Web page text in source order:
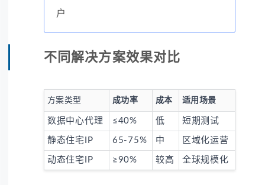
户
不同解决方案效果对比
方案类型 成功率 成本 适用场景
数据中心代理 ≤40% 低 短期测试
静态住宅IP 65-75% 中 区域化运营
动态住宅IP ≥90% 较高 全球规模化